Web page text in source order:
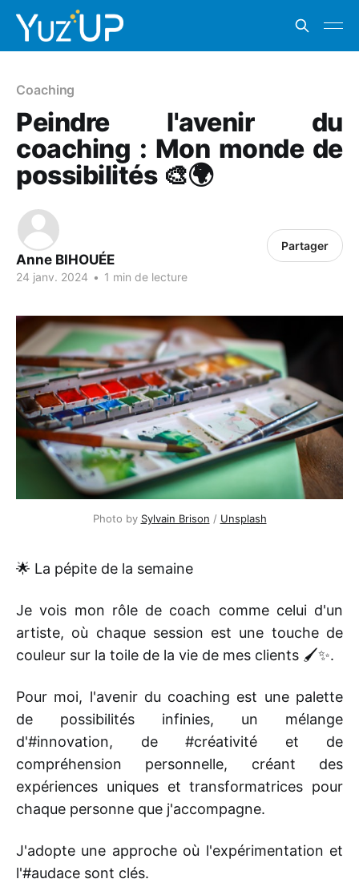
Coaching
Peindre l'avenir du
coaching : Mon monde de
possibilités 🎨🌍
Anne BIHOUÉE
24 janv. 2024 • 1 min de lecture
Partager
Photo by Sylvain Brison / Unsplash
🌟 La pépite de la semaine
Je vois mon rôle de coach comme celui d'un
artiste, où chaque session est une touche de
couleur sur la toile de la vie de mes clients 🖌️✨.
Pour moi, l'avenir du coaching est une palette
de possibilités infinies, un mélange
d'#innovation, de #créativité et de
compréhension personnelle, créant des
expériences uniques et transformatrices pour
chaque personne que j'accompagne.
J'adopte une approche où l'expérimentation et
l'#audace sont clés.